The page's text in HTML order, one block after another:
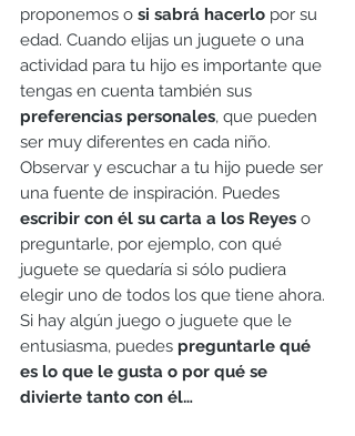
proponemos o si sabrá hacerlo por su
edad. Cuando elijas un juguete o una
actividad para tu hijo es importante que
tengas en cuenta también sus
preferencias personales, que pueden
ser muy diferentes en cada niño.
Observar y escuchar a tu hijo puede ser
una fuente de inspiración. Puedes
escribir con él su carta a los Reyes o
preguntarle, por ejemplo, con qué
juguete se quedaría si sólo pudiera
elegir uno de todos los que tiene ahora.
Si hay algún juego o juguete que le
entusiasma, puedes preguntarle qué
es lo que le gusta o por qué se
divierte tanto con él…